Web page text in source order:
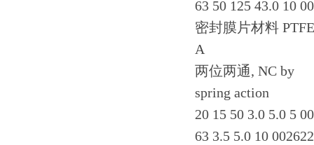
63 50 125 43.0 10
密封膜片材料
A
两位两通, NC by
spring action
20 15 50 3.0 5.0 5
63 3.5 5.0 10